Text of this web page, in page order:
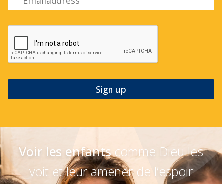
Voir les enfantscomme Dieu les
voit et leur amener de l’espoir